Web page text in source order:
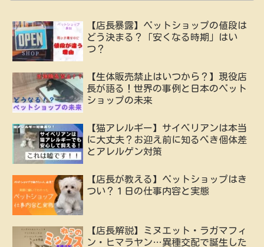
【店長暴露】ペットショップの値段は
どう決まる？「安くなる時期」はい
つ？
【生体販売禁止はいつから？】現役店
長が語る！世界の事例と日本のペット
ショップの未来
【猫アレルギー】サイベリアンは本当
に大丈夫？お迎え前に知るべき個体差
とアレルゲン対策
【店長が教える】ペットショップはき
つい？１日の仕事内容と実態
【店長解説】ミヌエット・ラガマフィ
ン・ヒマラヤン…異種交配で誕生した